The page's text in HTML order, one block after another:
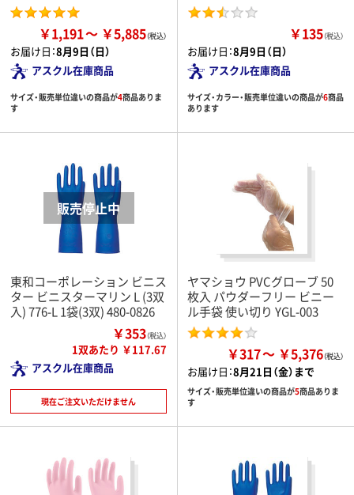
￥1,191 ￥5,885
お届け日：8月9日（日）
アスクル在庫商品
サイズ・販売単位違いの商品が4商品ありま
す
￥135（税込）
お届け日：8月9日（日）
アスクル在庫商品
サイズ・カラー・販売単位違いの商品が6商品
あります
東和コーポレーション ビニス
ター ビニスターマリン L (3双
入) 776-L 1袋(3双) 480-0826
￥353（税込）
1双あたり ￥117.67
アスクル在庫商品
現在ご注文いただけません
ヤマショウ PVCグローブ 50
枚入 パウダーフリー ビニー
ル手袋 使い切り YGL-003
￥317 ￥5,376
お届け日：8月21日（金）まで
サイズ・販売単位違いの商品が5商品ありま
す